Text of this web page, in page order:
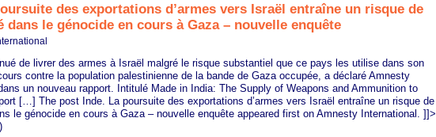
des exportations d’armes vers Israël entraîne un risque de
dans le génocide en cours à Gaza – nouvelle enquête
de livrer des armes à Israël malgré le risque substantiel que ce pays les utilise dans son
contre la population palestinienne de la bande de Gaza occupée, a déclaré Amnesty
un nouveau rapport. Intitulé Made in India: The Supply of Weapons and Ammunition to
[…] The post Inde. La poursuite des exportations d’armes vers Israël entraîne un risque de
le génocide en cours à Gaza – nouvelle enquête appeared first on Amnesty International. ]]>
)